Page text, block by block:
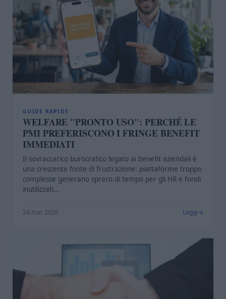
GUIDE RAPIDE
WELFARE "PRONTO USO": PERCHÉ LE
PMI PREFERISCONO I FRINGE BENEFIT
IMMEDIATI
Il sovraccarico burocratico legato ai benefit aziendali è
una crescente fonte di frustrazione: piattaforme troppo
complesse generano spreco di tempo per gli HR e fondi
inutilizzati…
24 mar 2026 Leggi